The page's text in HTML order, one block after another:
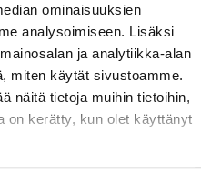
ominaisuuksien
analysoimiseen. Lisäksi
ja analytiikka-alan
miten käytät sivustoamme.
näitä tietoja muihin tietoihin,
on kerätty, kun olet käyttänyt